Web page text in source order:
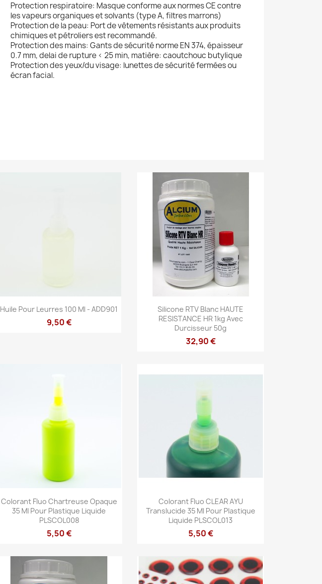
Protection respiratoire: Masque conforme aux normes CE contre
les vapeurs organiques et solvants (type A, filtres marrons)
Protection de la peau: Port de vêtements résistants aux produits
chimiques et pétroliers est recommandé.
Protection des mains: Gants de sécurité norme EN 374, épaisseur
0.7 mm, delai de rupture < 25 min, matière: caoutchouc butylique
Protection des yeux/du visage: lunettes de sécurité fermées ou
écran facial.
Aperçu rapide
Huile Pour Leurres 100 Ml - ADD901
9,50 €
Aperçu rapide
Silicone RTV Blanc HAUTE
RESISTANCE HR 1kg Avec
Durcisseur 50g
32,90 €
Aperçu rapide
Colorant Fluo Chartreuse Opaque
35 Ml Pour Plastique Liquide
PLSCOL008
5,50 €
Aperçu rapide
Colorant Fluo CLEAR AYU
Translucide 35 Ml Pour Plastique
Liquide PLSCOL013
5,50 €